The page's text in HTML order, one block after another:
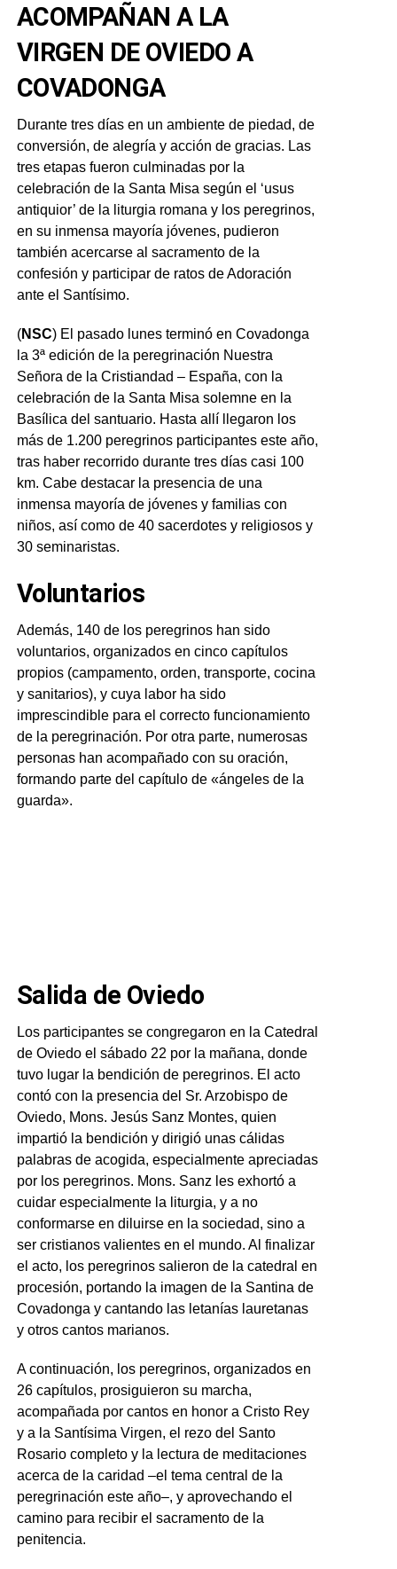
ACOMPAÑAN A LA
VIRGEN DE OVIEDO A
COVADONGA
Durante tres días en un ambiente de piedad, de
conversión, de alegría y acción de gracias. Las
tres etapas fueron culminadas por la
celebración de la Santa Misa según el ‘usus
antiquior’ de la liturgia romana y los peregrinos,
en su inmensa mayoría jóvenes, pudieron
también acercarse al sacramento de la
confesión y participar de ratos de Adoración
ante el Santísimo.
(NSC) El pasado lunes terminó en Covadonga
la 3ª edición de la peregrinación Nuestra
Señora de la Cristiandad – España, con la
celebración de la Santa Misa solemne en la
Basílica del santuario. Hasta allí llegaron los
más de 1.200 peregrinos participantes este año,
tras haber recorrido durante tres días casi 100
km. Cabe destacar la presencia de una
inmensa mayoría de jóvenes y familias con
niños, así como de 40 sacerdotes y religiosos y
30 seminaristas.
Voluntarios
Además, 140 de los peregrinos han sido
voluntarios, organizados en cinco capítulos
propios (campamento, orden, transporte, cocina
y sanitarios), y cuya labor ha sido
imprescindible para el correcto funcionamiento
de la peregrinación. Por otra parte, numerosas
personas han acompañado con su oración,
formando parte del capítulo de «ángeles de la
guarda».
Salida de Oviedo
Los participantes se congregaron en la Catedral
de Oviedo el sábado 22 por la mañana, donde
tuvo lugar la bendición de peregrinos. El acto
contó con la presencia del Sr. Arzobispo de
Oviedo, Mons. Jesús Sanz Montes, quien
impartió la bendición y dirigió unas cálidas
palabras de acogida, especialmente apreciadas
por los peregrinos. Mons. Sanz les exhortó a
cuidar especialmente la liturgia, y a no
conformarse en diluirse en la sociedad, sino a
ser cristianos valientes en el mundo. Al finalizar
el acto, los peregrinos salieron de la catedral en
procesión, portando la imagen de la Santina de
Covadonga y cantando las letanías lauretanas
y otros cantos marianos.
A continuación, los peregrinos, organizados en
26 capítulos, prosiguieron su marcha,
acompañada por cantos en honor a Cristo Rey
y a la Santísima Virgen, el rezo del Santo
Rosario completo y la lectura de meditaciones
acerca de la caridad –el tema central de la
peregrinación este año–, y aprovechando el
camino para recibir el sacramento de la
penitencia.